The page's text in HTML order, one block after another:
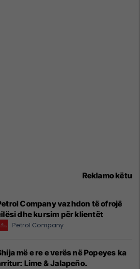
Reklamo këtu
Company vazhdon të ofrojë
dhe kursim për klientët
Petrol Company
më e re e verës në Popeyes ka
Lime & Jalapeño.